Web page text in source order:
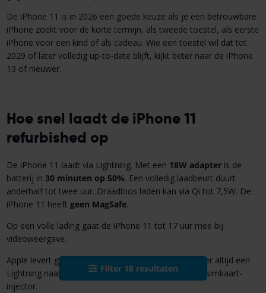
Filter 18resultaten
De iPhone 11 is in 2026 een goede keuze als je een betrouwbare
iPhone zoekt voor de korte termijn, als tweede toestel, als eerste
iPhone voor een kind of als cadeau. Wie een toestel wil dat tot
2029 of later volledig up-to-date blijft, kijkt beter naar de iPhone
13 of nieuwer.
Hoe snel laadt de iPhone 11
refurbished op
De iPhone 11 laadt via Lightning. Met een 18W adapteris de
batterij in 30 minuten op 50%. Een volledig laadbeurt duurt
anderhalf tot twee uur. Draadloos laden kan via Qi tot 7,5W. De
iPhone 11 heeft geen MagSafe.
Op een volle lading gaat de iPhone 11 tot 17 uur mee bij
videoweergave.
Apple levert geen lader mee in de doos. Bij Fixje zit er altijd een
Lightning naar USB-C laadkabel bij, samen met een simkaart-
injector.